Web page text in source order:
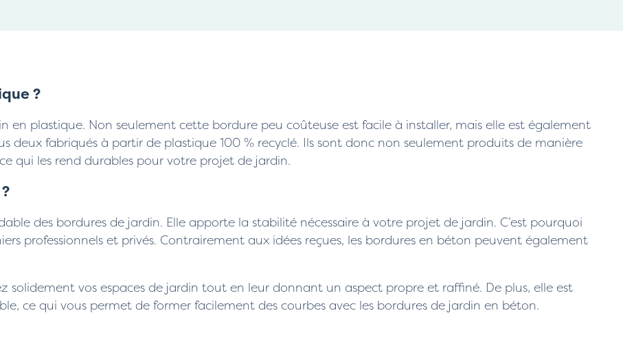
?
en plastique. Non seulement cette bordure peu coûteuse est facile à installer, mais elle est également
deux fabriqués à partir de plastique 100 % recyclé. Ils sont donc non seulement produits de manière
qui les rend durables pour votre projet de jardin.
des bordures de jardin. Elle apporte la stabilité nécessaire à votre projet de jardin. C’est pourquoi
professionnels et privés. Contrairement aux idées reçues, les bordures en béton peuvent également
solidement vos espaces de jardin tout en leur donnant un aspect propre et raffiné. De plus, elle est
ce qui vous permet de former facilement des courbes avec les bordures de jardin en béton.